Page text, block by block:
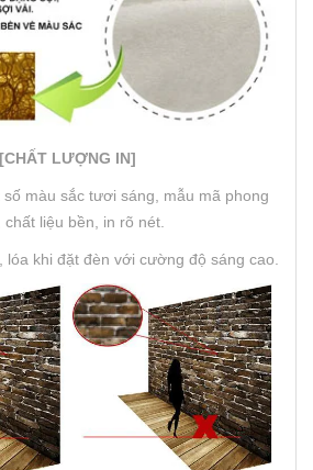
[CHẤT LƯỢNG IN]
màu sắc tươi sáng, mẫu mã phong
chất liệu bền, in rõ nét.
lóa khi đặt đèn với cường độ sáng cao.